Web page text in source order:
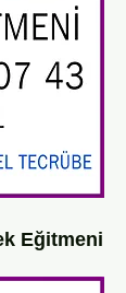
Eğitmeni